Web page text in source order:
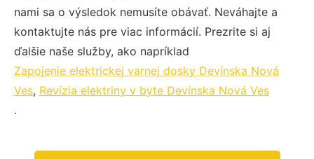
nami sa o výsledok nemusíte obávať. Neváhajte a
kontaktujte nás pre viac informácií. Prezrite si aj
ďalšie naše služby, ako napríklad
Zapojenie elektrickej varnej dosky Devínska Nová
Ves, Revízia elektriny v byte Devínska Nová Ves
.